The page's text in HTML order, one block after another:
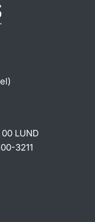
LUND
3211